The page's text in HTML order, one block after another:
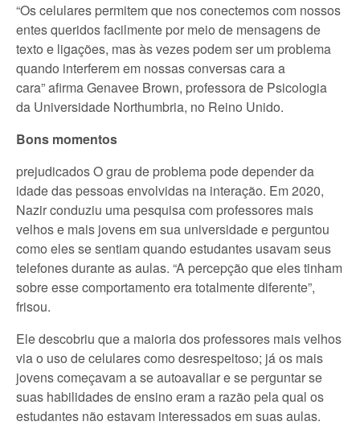
“Os celulares permitem que nos conectemos com nossos
entes queridos facilmente por meio de mensagens de
texto e ligações, mas às vezes podem ser um problema
quando interferem em nossas conversas cara a
cara”afirma Genavee Brown, professora de Psicologia
da Universidade Northumbria, no Reino Unido.
Bons momentos
prejudicados O grau de problema pode depender da
idade das pessoas envolvidas na interação. Em 2020,
Nazir conduziu uma pesquisa com professores mais
velhos e mais jovens em sua universidade e perguntou
como eles se sentiam quando estudantes usavam seus
telefones durante as aulas. “A percepção que eles tinham
sobre esse comportamento era totalmente diferente”,
frisou.
Ele descobriu que a maioria dos professores mais velhos
via o uso de celulares como desrespeitoso; já os mais
jovens começavam a se autoavaliar e se perguntar se
suas habilidades de ensino eram a razão pela qual os
estudantes não estavam interessados em suas aulas.